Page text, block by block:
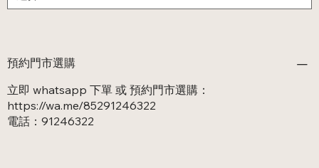
預約門市選購
立即 whatsapp 下單 或 預約門市選購：
https://wa.me/85291246322
電話：91246322